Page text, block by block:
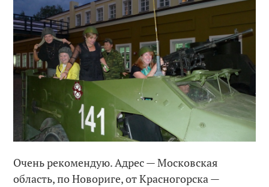
Очень рекомендую. Адрес — Московская
область, по Новориге, от Красногорска —